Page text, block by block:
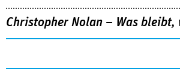
Christopher Nolan – Was bleibt,